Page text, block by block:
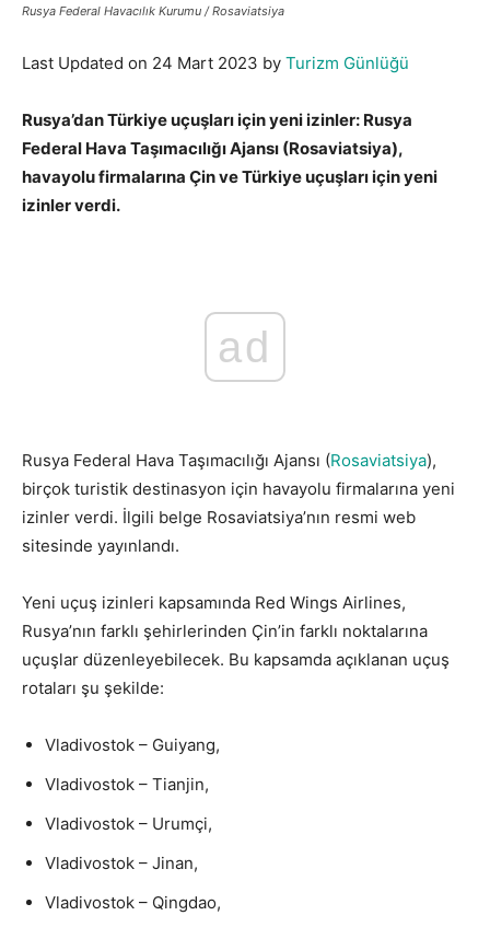
Rusya Federal Havacılık Kurumu / Rosaviatsiya
Last Updated on 24 Mart 2023 by Turizm Günlüğü
Rusya’dan Türkiye uçuşları için yeni izinler: Rusya
Federal Hava Taşımacılığı Ajansı (Rosaviatsiya),
havayolu firmalarına Çin ve Türkiye uçuşları için yeni
izinler verdi.
ad
Rusya Federal Hava Taşımacılığı Ajansı (Rosaviatsiya),
birçok turistik destinasyon için havayolu firmalarına yeni
izinler verdi. İlgili belge Rosaviatsiya’nın resmi web
sitesinde yayınlandı.
Yeni uçuş izinleri kapsamında Red Wings Airlines,
Rusya’nın farklı şehirlerinden Çin’in farklı noktalarına
uçuşlar düzenleyebilecek. Bu kapsamda açıklanan uçuş
rotaları şu şekilde:
Vladivostok – Guiyang,
Vladivostok – Tianjin,
Vladivostok – Urumçi,
Vladivostok – Jinan,
Vladivostok – Qingdao,